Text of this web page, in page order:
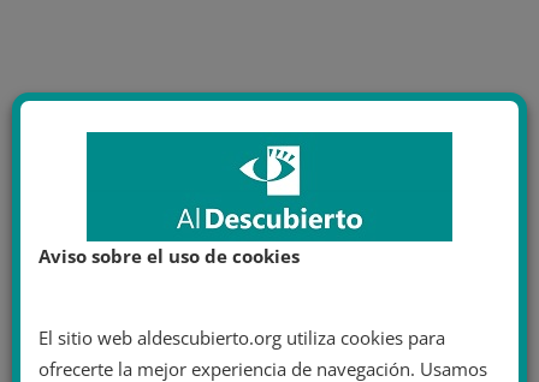
Aviso sobre el uso de cookies
El sitio web aldescubierto.org utiliza cookies para
ofrecerte la mejor experiencia de navegación. Usamos